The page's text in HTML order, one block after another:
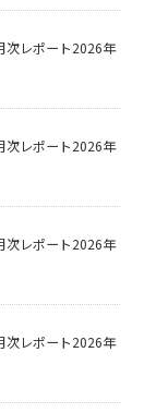
レポート2026年
レポート2026年
レポート2026年
レポート2026年